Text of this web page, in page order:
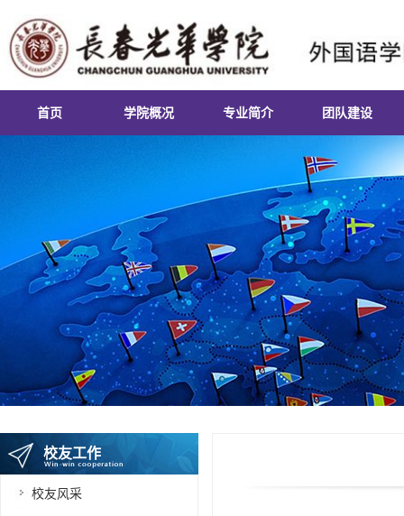
首页 学院概况
领导团队
组织机构
联系我们
专业简介
日语专业
俄语专业
朝鲜语专业
商务英语专业
团队建设
课程建设
实习实训
就业基地
第二课堂
校友工作
校友风采